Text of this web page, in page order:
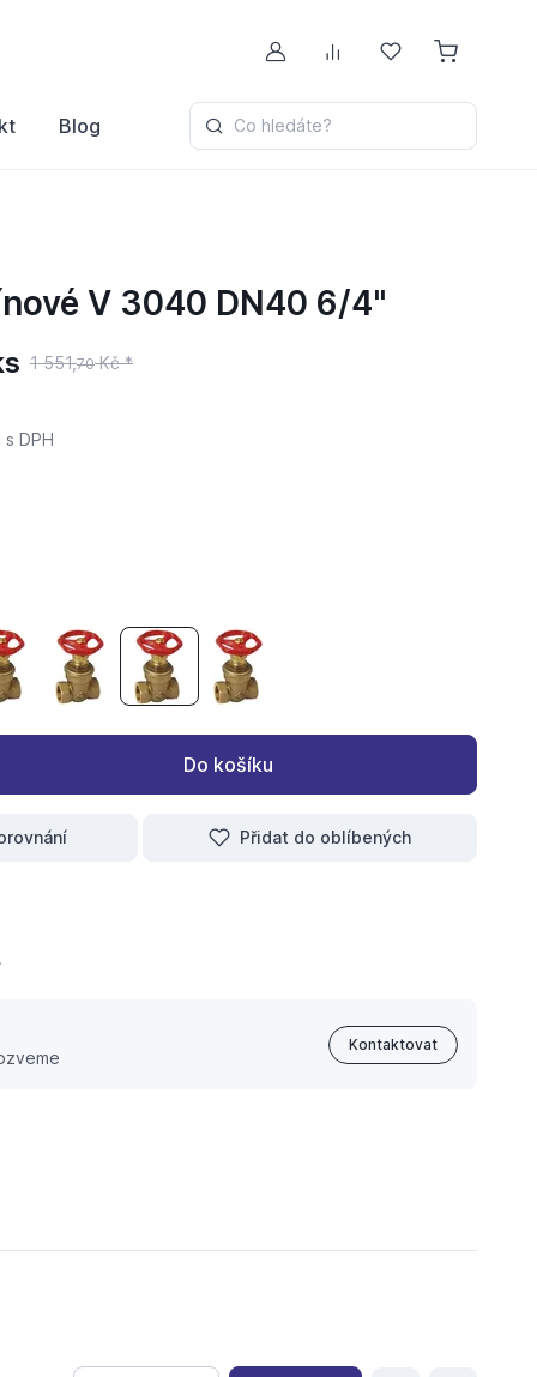
Můj účetPorovnávání
Oblíbené
Blog Co hledáte?
V 3040 DN40 6/4"
1 551,70Kč *
s DPH
DN15 1/2"
V 3040 DN20 3/4"
šoupátko klínové V 3040 DN25 1"
šoupátko klínové V 3040 DN32 5/4"
šoupátko klínové V 3040 DN40 6/4"
šoupátko klínové V 3040 DN50 2"
Do košíku
Přidat do oblíbených
Kontaktovat